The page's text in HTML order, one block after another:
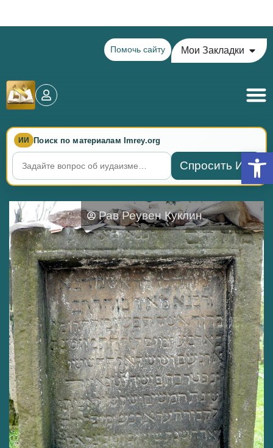
Помочь сайту Мои Закладки
ИИ Поиск по материалам Imrey.org
Спросить ИИ
Рав Реувен Куклин